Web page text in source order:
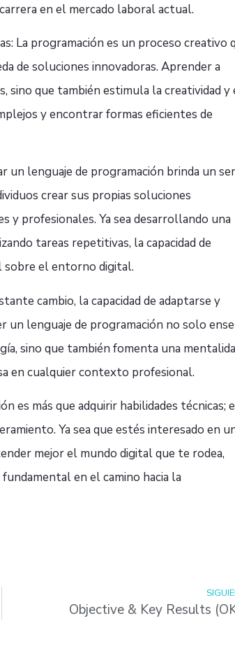
en el mercado laboral actual.
La programación es un proceso creativo
de soluciones innovadoras. Aprender a
sino que también estimula la creatividad y
y encontrar formas eficientes de
un lenguaje de programación brinda un
crear sus propias soluciones
y profesionales. Ya sea desarrollando una
tareas repetitivas, la capacidad de
sobre el entorno digital.
cambio, la capacidad de adaptarse y
un lenguaje de programación no solo
sino que también fomenta una
en cualquier contexto profesional.
es más que adquirir habilidades técnicas;
Ya sea que estés interesado en
mejor el mundo digital que te rodea,
en el camino hacia la
Objective & Key Results